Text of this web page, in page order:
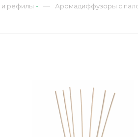
и рефилы — Аромадиффузоры с